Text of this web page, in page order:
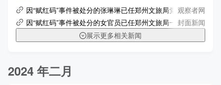
因“赋红码”事件被处分的张琳琳已任郑州文旅局党组书记 当地
观察者网
因“赋红码”事件被处分的女官员已任郑州文旅局一把手封面新闻
展示更多相关新闻
2024 年二月